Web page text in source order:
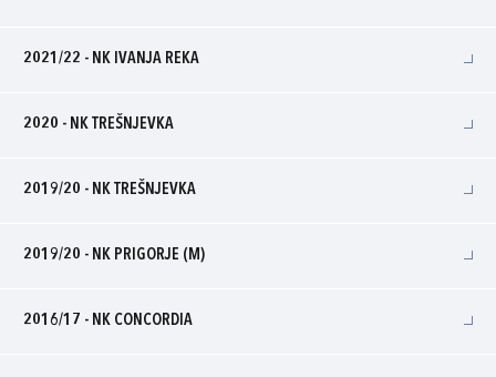
2021/22 - NK IVANJA REKA
2020 - NK TREŠNJEVKA
2019/20 - NK TREŠNJEVKA
2019/20 - NK PRIGORJE (M)
2016/17 - NK CONCORDIA